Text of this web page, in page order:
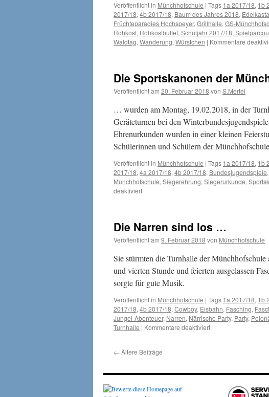
Veröffentlicht in Münchhofschule | Tags 1a 2017/18, 1b
2017/18, 4b 2017/18, Baum des Jahres 2018,
Früchteparadies Hochspeyer, Grillhalle, GS-
Rohkost, Rohkostbuffet, Schuljahr 2017/18,
Waldtag, Wanderung, Würstchen | Kommentare
Die Sportskanonen der
Veröffentlicht am 20. Februar 2018 von S.Mertel
… wurden am Montag, 19.02.2018, in der
Geräteturnen bei den
Ehrenurkunden wurden in einer kleinen
Schülerinnen und Schülern der
Veröffentlicht in Münchhofschule | Tags 1a 2017/18, 1b
2017/18, 4a 2017/18, 4b 2017/18, Bundesjugendspiele,
Münchhofschule, Siegerehrung, Siegerurkunde,
deaktiviertfür
Münchhofschule
Die Narren sind los …
Veröffentlicht am 9. Februar 2018 von Münchhofschule
Sie stürmten die Turnhalle der
und vierten Stunde und feierten ausgelassen
sorgte für gute Musik.
Veröffentlicht in Münchhofschule | Tags 1a 2017/18, 1b
2017/18, 4b 2017/18, Cowboy, Eisbahn, Fasching,
Jungel-Abenteuer, Narren, Närrische Party, Party,
Turnhalle | Kommentare deaktiviertfür
…
← Ältere Beiträge